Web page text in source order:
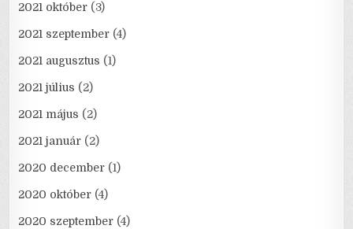
2021 október (3)
2021 szeptember (4)
2021 augusztus (1)
2021 július (2)
2021 május (2)
2021 január (2)
2020 december (1)
2020 október (4)
2020 szeptember (4)